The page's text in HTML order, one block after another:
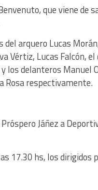
que viene de
arquero Lucas
Vértiz, Lucas Falcón,
los delanteros Manuel
Rosa respectivamente.
Jáñez a
17.30 hs, los dirigidos